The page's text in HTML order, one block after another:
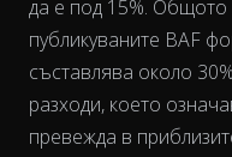
The chart has 2 Y
да е под 15%. Общото
публикуваните BAF
съставлява около
разходи, което
превежда в